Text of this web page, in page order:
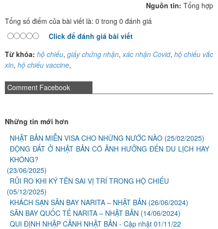
Nguồn tin: Tổng hợp
Tổng số điểm của bài viết là: 0 trong 0 đánh giá
Click để đánh giá bài viết
Từ khóa: hộ chiếu, giấy chứng nhận,xác nhận Covid, hộ chiếu vắc
xin, hộ chiếu vaccine,
Comment Facebook
Những tin mới hơn
NHẬT BẢN MIỄN VISA CHO NHỮNG NƯỚC NÀO (25/02/2025)
ĐỘNG ĐẤT Ở NHẬT BẢN CÓ ẢNH HƯỞNG ĐẾN DU LỊCH HAY
KHÔNG?
(23/06/2025)
RỦI RO KHI KÝ TÊN SAI VỊ TRÍ TRONG HỘ CHIẾU
(05/12/2025)
KHÁCH SẠN SÂN BAY NARITA – NHẬT BẢN (26/06/2024)
SÂN BAY QUỐC TẾ NARITA – NHẬT BẢN (14/06/2024)
QUI ĐỊNH NHẬP CẢNH NHẬT BẢN - Cập nhật 01/11/22